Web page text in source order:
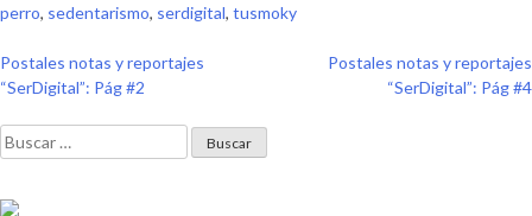
perro, sedentarismo, serdigital, tusmoky
Navegación
de
entradas
Postales notas y reportajes
“SerDigital”: Pág #2
Postales notas y reportajes
“SerDigital”: Pág #4
Buscar: